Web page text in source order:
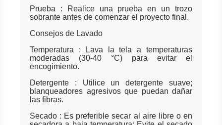
Prueba : Realice una prueba en un trozo
sobrante antes de comenzar el proyecto final.
Consejos de Lavado
Temperatura : Lava la tela a temperaturas
moderadas (30-40 °C) para evitar el
encogimiento.
Detergente : Utilice un detergente suave;
blanqueadores agresivos que puedan dañar
las fibras.
Secado : Es preferible secar al aire libre o en